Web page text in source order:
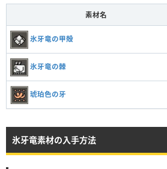
素材名
氷牙竜の甲殻
氷牙竜の棘
琥珀色の牙
氷牙竜素材の入手方法